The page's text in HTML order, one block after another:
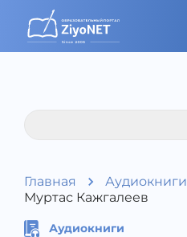
Главная
Аудиокниги
Муртас Кажгалеев
Аудиокниги